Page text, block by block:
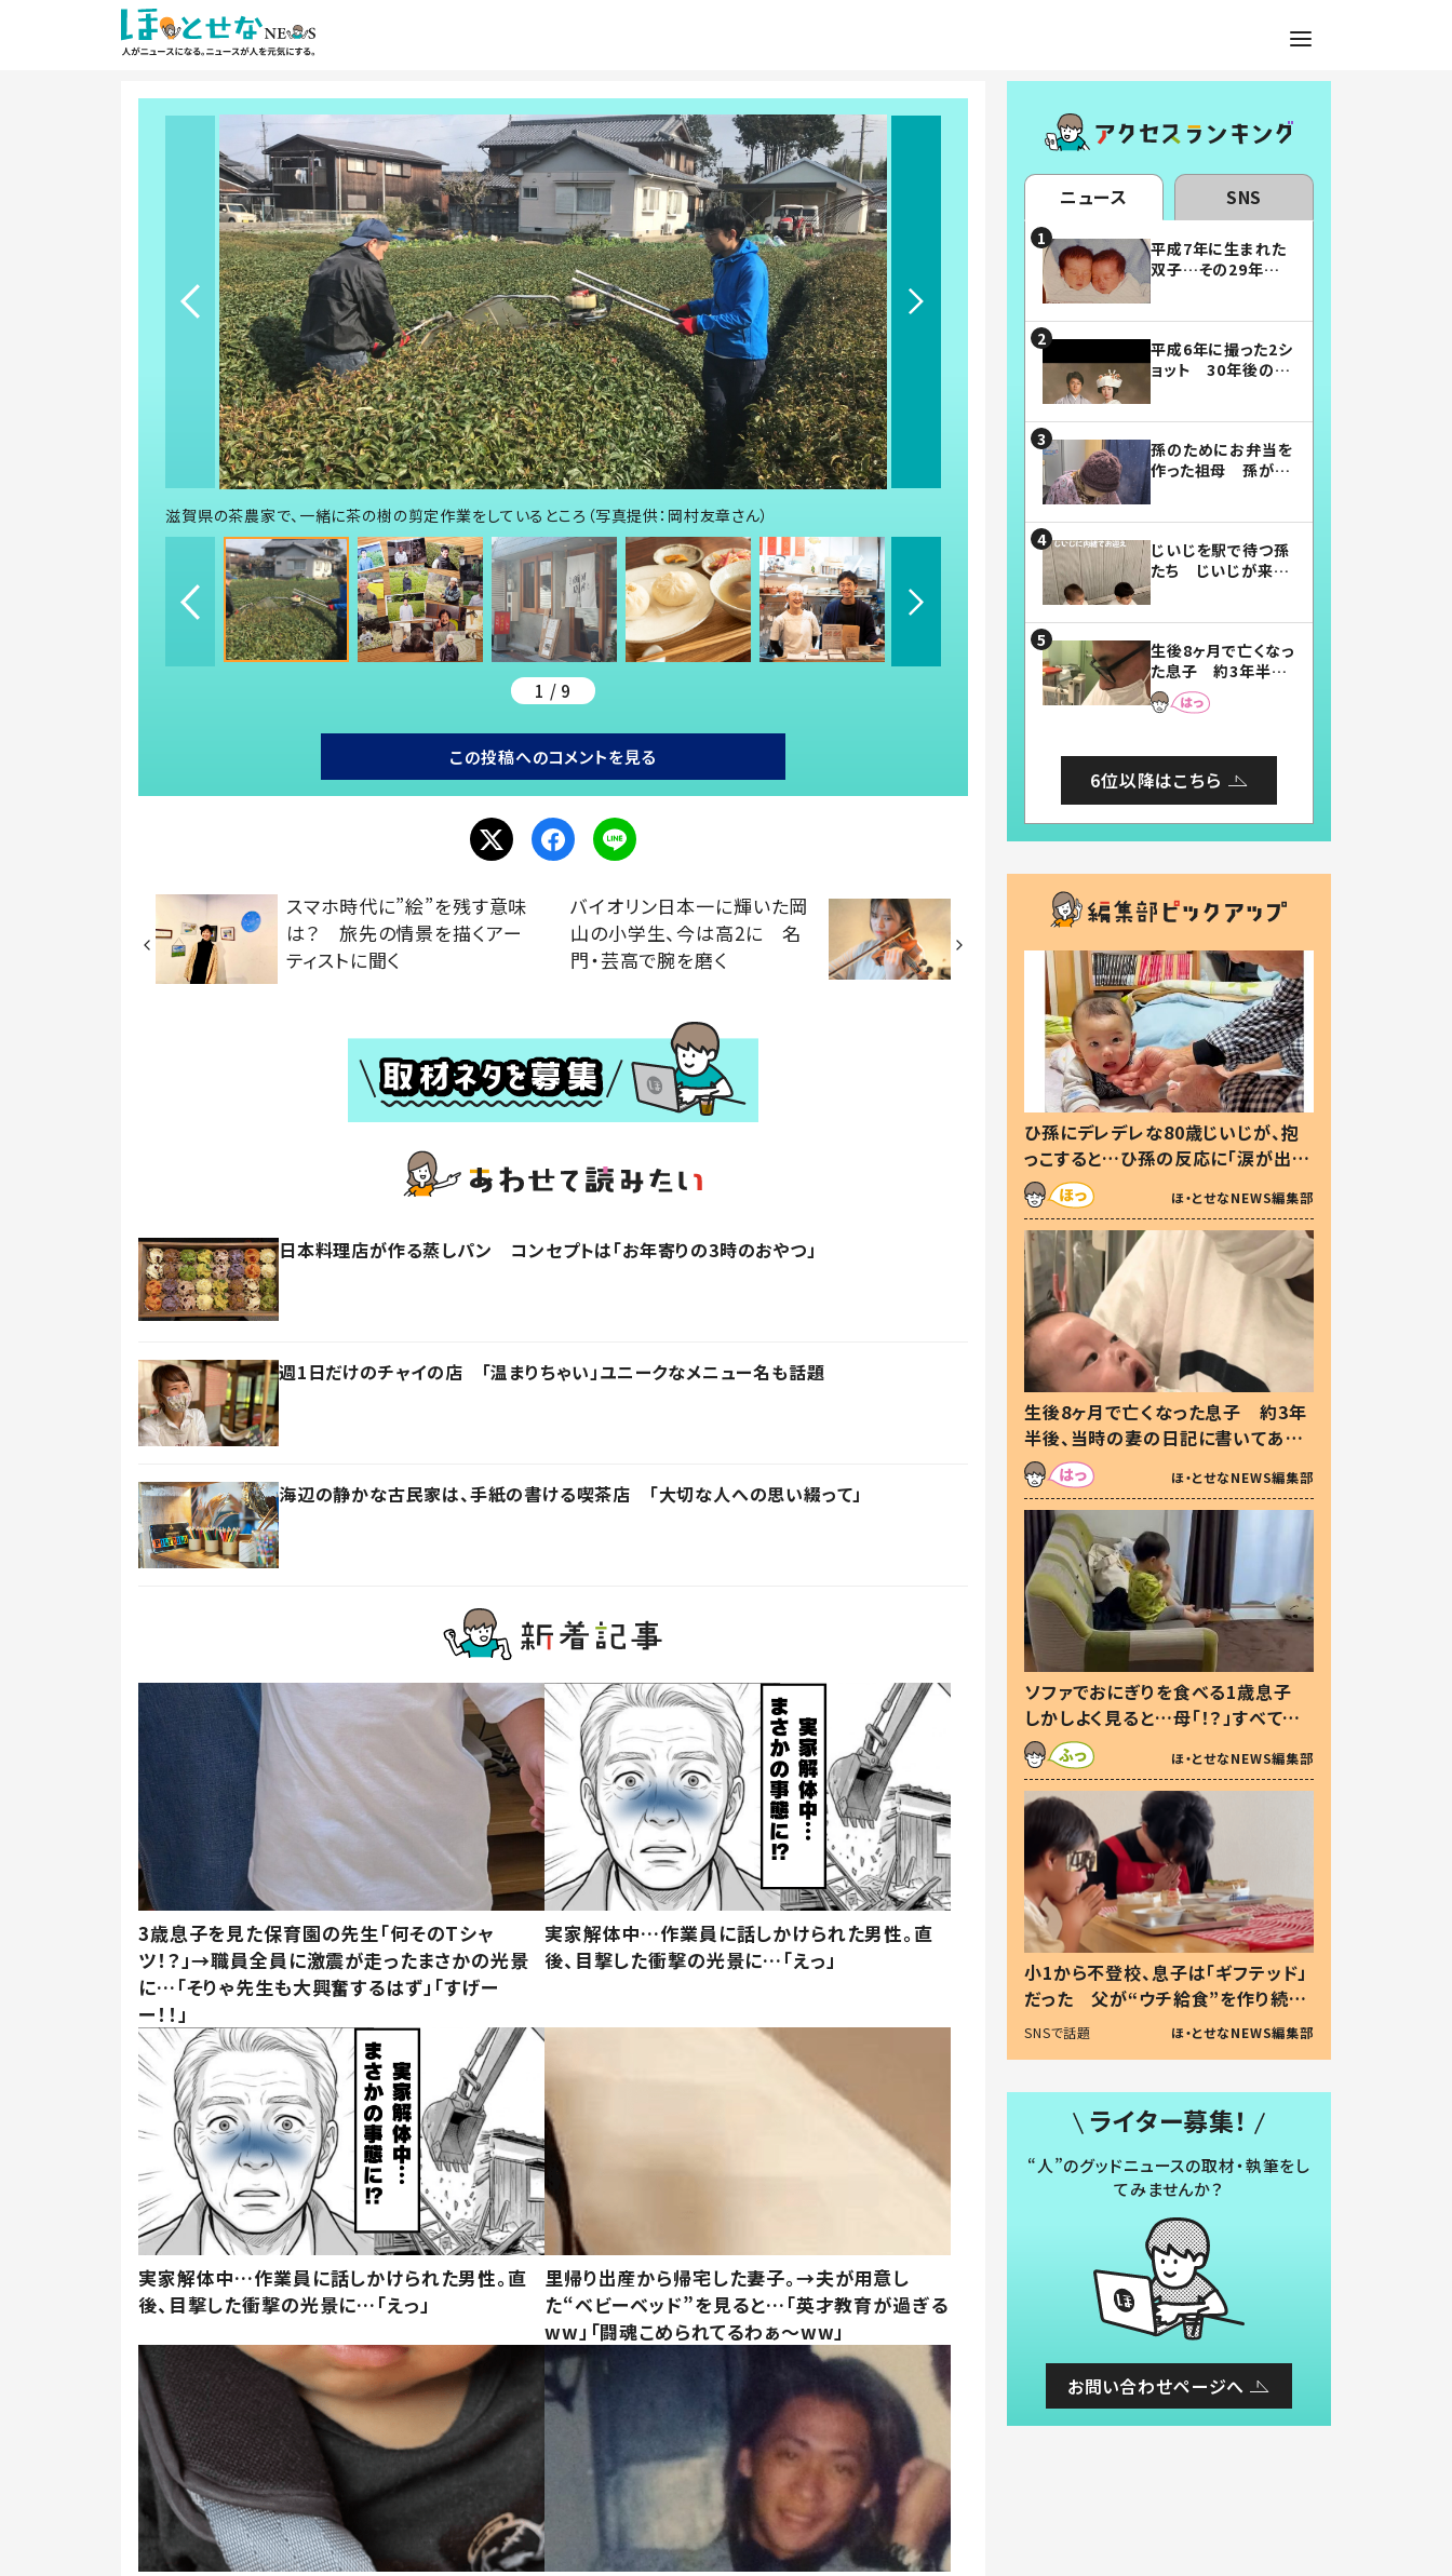
滋賀県の茶農家で、一緒に茶の樹の剪定作業をしているところ（写真提供：岡村友章さん）
1 / 9
この投稿へのコメントを見る
スマホ時代に”絵”を残す意味
は？ 旅先の情景を描くアー
ティストに聞く
バイオリン日本一に輝いた岡
山の小学生、今は高2に 名
門・芸高で腕を磨く
日本料理店が作る蒸しパン コンセプトは「お年寄りの3時のおやつ」
週1日だけのチャイの店 「温まりちゃい」ユニークなメニュー名も話題
海辺の静かな古民家は、手紙の書ける喫茶店 「大切な人への思い綴って」
3歳息子を見た保育園の先生「何そのTシャ
ツ！？」→職員全員に激震が走ったまさかの光景
に…「そりゃ先生も大興奮するはず」「すげー
ー！！」
実家解体中…作業員に話しかけられた男性。直
後、目撃した衝撃の光景に…「えっ」
実家解体中…作業員に話しかけられた男性。直
後、目撃した衝撃の光景に…「えっ」
里帰り出産から帰宅した妻子。→夫が用意し
た“ベビーベッド”を見ると…「英才教育が過ぎる
ww」「闘魂こめられてるわぁ～ww」
ニュース SNS
平成7年に生まれた
双子…その29年後
平成6年に撮った2シ
ョット 30年後の姿
孫のためにお弁当を
作った祖母 孫が絶
じいじを駅で待つ孫
たち じいじが来た
まらない」「幸せにな
れる」
生後8ヶ月で亡くなっ
た息子 約3年半
後、当時の妻の日記
に書いてあった本音
6位以降はこちら
ひ孫にデレデレな80歳じいじが、抱
っこすると…ひ孫の反応に「涙が出ま
した」「可愛くて仕方ない」
ほ・とせなNEWS編集部
生後8ヶ月で亡くなった息子 約3年
半後、当時の妻の日記に書いてあっ
た本音とは
ほ・とせなNEWS編集部
ソファでおにぎりを食べる1歳息子
しかしよく見ると…母「！？」すべてを
察した母の投稿に「可愛いから許
す！」「現行犯〜」
ほ・とせなNEWS編集部
小1から不登校、息子は「ギフテッド」
だった 父が“ウチ給食”を作り続け
る理由とは #令和の親 #令和の子
SNSで話題 ほ・とせなNEWS編集部
ライター募集！
“人”のグッドニュースの取材・執筆をし
てみませんか？
お問い合わせページへ